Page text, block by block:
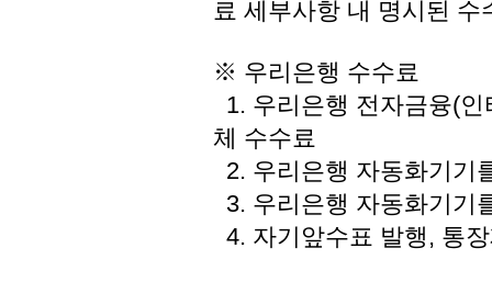
료 세부사항 내 명시된 수
※ 우리은행 수수료
1. 우리은행 전자금융(
체 수수료
2. 우리은행 자동화기기
3. 우리은행 자동화기기
4. 자기앞수표 발행, 통